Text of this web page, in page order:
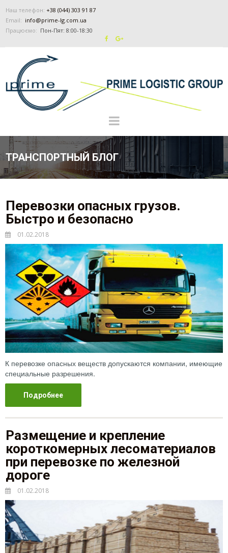
Наш телефон: +38 (044) 303 91 87
Email: info@prime-lg.com.ua
Працюємо: Пон-Пят: 8:00-18:30
ТРАНСПОРТНЫЙ БЛОГ
Перевозки опасных грузов.
Быстро и безопасно
01.02.2018
К перевозке опасных веществ допускаются компании, имеющие
специальные разрешения.
Подробнее
Размещение и крепление
короткомерных лесоматериалов
при перевозке по железной
дороге
01.02.2018